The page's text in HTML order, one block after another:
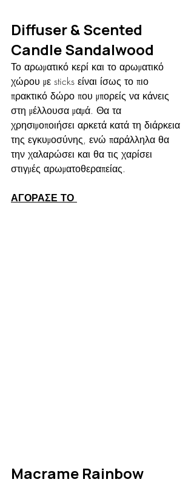
Diffuser & Scented
Candle Sandalwood
Το αρωματικό κερί και το αρωματικό
χώρου με sticks είναι ίσως το πιο
πρακτικό δώρο που μπορείς να κάνεις
στη μέλλουσα μαμά. Θα τα
χρησιμοποιήσει αρκετά κατά τη διάρκεια
της εγκυμοσύνης, ενώ παράλληλα θα
την χαλαρώσει και θα τις χαρίσει
στιγμές αρωματοθεραπείας.
ΑΓΟΡΑΣΕ ΤΟ
Macrame Rainbow